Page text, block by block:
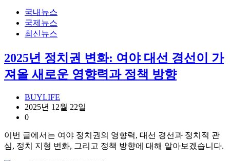
국내뉴스
국제뉴스
최신뉴스
2025년 정치권 변화: 여야 대선 경선이 가
져올 새로운 영향력과 정책 방향
BUYLIFE
2025년 12월 22일
0
이번 글에서는 여야 정치권의 영향력, 대선 경선과 정치적 관
심, 정치 지형 변화, 그리고 정책 방향에 대해 알아보겠습니다.